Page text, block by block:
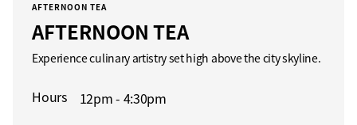
AFTERNOON TEA
AFTERNOON TEA
Experience culinary artistry set high above the city skyline.
Hours 12pm - 4:30pm